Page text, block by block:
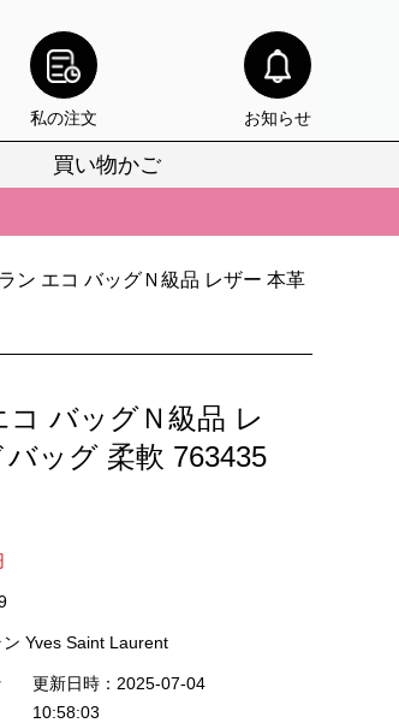
私の注文 お知らせ
買い物かご
ン エコ バッグＮ級品 レザー 本革
バッグＮ級品 レ
ッグ 柔軟 763435
Yves Saint Laurent
更新日時：2025-07-04
10:58:03